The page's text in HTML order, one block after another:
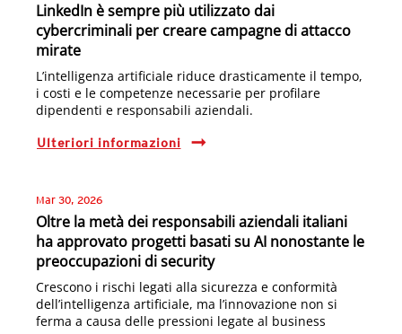
LinkedIn è sempre più utilizzato dai
cybercriminali per creare campagne di attacco
mirate
L’intelligenza artificiale riduce drasticamente il tempo,
i costi e le competenze necessarie per profilare
dipendenti e responsabili aziendali.
Ulteriori informazioni
Mar 30, 2026
Oltre la metà dei responsabili aziendali italiani
ha approvato progetti basati su AI nonostante le
preoccupazioni di security
Crescono i rischi legati alla sicurezza e conformità
dell’intelligenza artificiale, ma l’innovazione non si
ferma a causa delle pressioni legate al business